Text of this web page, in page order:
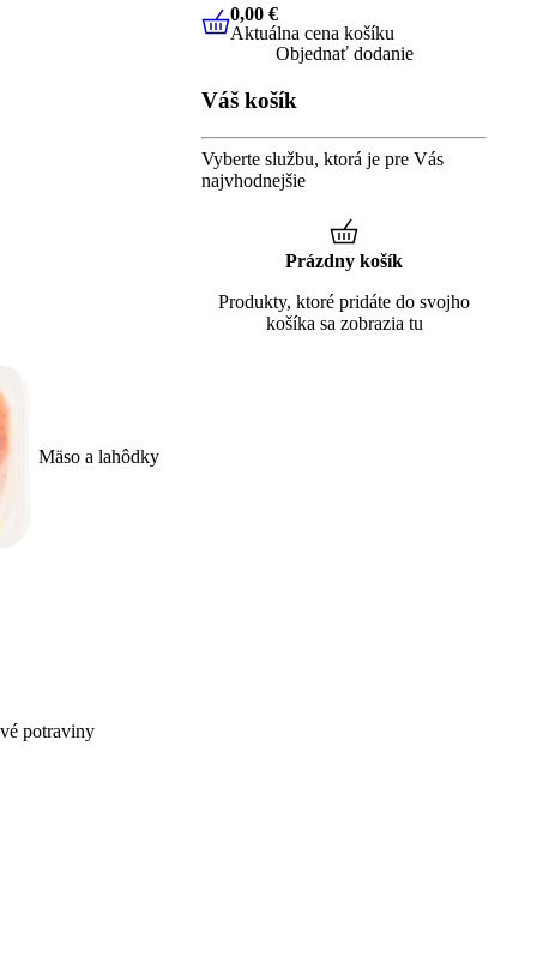
Mäso a lahôdky
potraviny
0,00 €Aktuálna cena košíku
0,00 €
Aktuálna cena košíku
Objednať dodanie
Váš košík
Vyberte službu, ktorá je pre Vás
najvhodnejšie
Prázdny košík
Produkty, ktoré pridáte do svojho
košíka sa zobrazia tu